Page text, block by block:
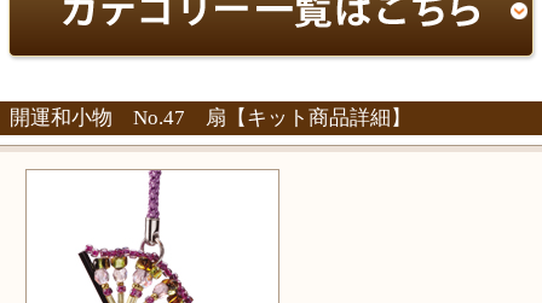
開運和小物 No.47 扇【キット商品詳細】